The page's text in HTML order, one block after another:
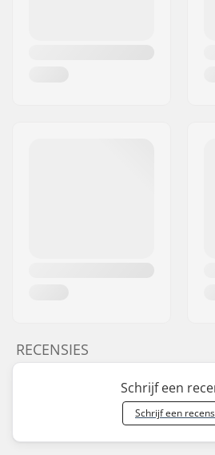
RECENSIES
Schrijf een
Schrijf een